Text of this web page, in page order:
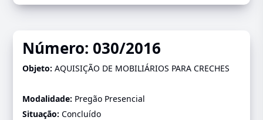
Número: 030/2016
Objeto:AQUISIÇÃO DE MOBILIÁRIOS PARA CRECHES
Modalidade: Pregão Presencial
Situação:Concluído